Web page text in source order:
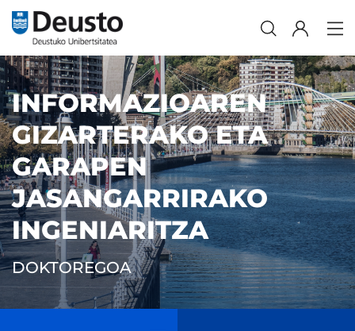
INFORMAZIOAREN
GIZARTERAKO ETA
GARAPEN
JASANGARRIRAKO
INGENIARITZA
DOKTOREGOA